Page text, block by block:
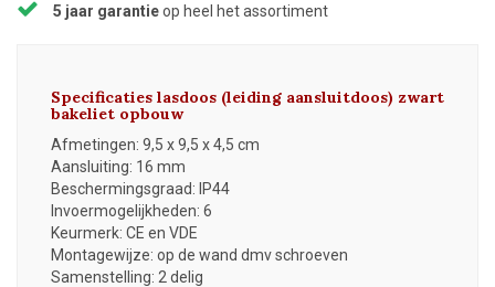
5 jaar garantieop heel het assortiment
Specificaties lasdoos (leiding aansluitdoos) zwart
bakeliet opbouw
Afmetingen: 9,5 x 9,5 x 4,5 cm
Aansluiting: 16 mm
Beschermingsgraad: IP44
Invoermogelijkheden: 6
Keurmerk: CE en VDE
Montagewijze: op de wand dmv schroeven
Samenstelling: 2 delig